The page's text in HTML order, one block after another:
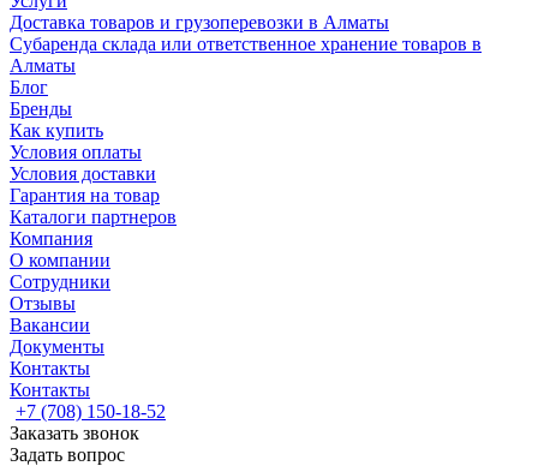
Доставка товаров и грузоперевозки в Алматы
Субаренда склада или ответственное хранение товаров в
Алматы
Блог
Бренды
Как купить
Условия оплаты
Условия доставки
Гарантия на товар
Каталоги партнеров
Компания
О компании
Сотрудники
Отзывы
Вакансии
Документы
Контакты
Контакты
+7 (708) 150-18-52
Заказать звонок
Задать вопрос